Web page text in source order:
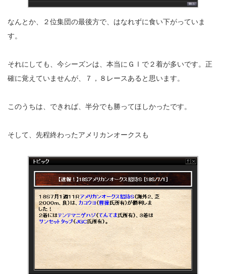
なんとか、２位集団の最後方で、はなれずに食い下がっていま
す。
それにしても、今シーズンは、本当にＧⅠで２着が多いです。正
確に覚えていませんが、７，８レースあると思います。
このうちは、できれば、半分でも勝ってほしかったです。
そして、先程終わったアメリカンオークスも